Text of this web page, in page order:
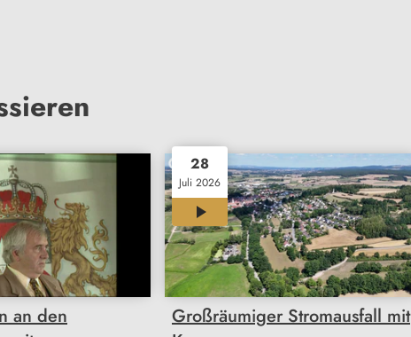
an den
28
Juli 2026
00:47
Großräumiger Stromausfall mit